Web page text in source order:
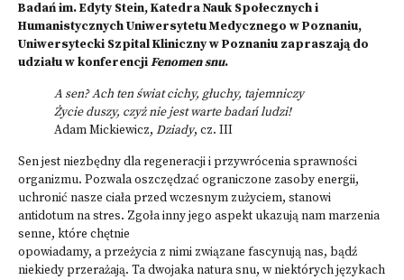
Badań im. Edyty Stein, Katedra Nauk Społecznych i
Humanistycznych Uniwersytetu Medycznego w Poznaniu,
Uniwersytecki Szpital Kliniczny w Poznaniu zapraszają do
udziału w konferencjiFenomen snu.
A sen? Ach ten świat cichy, głuchy, tajemniczy
Życie duszy, czyż nie jest warte badań ludzi!
Adam Mickiewicz, Dziady, cz. III
Sen jest niezbędny dla regeneracji i przywrócenia sprawności
organizmu. Pozwala oszczędzać ograniczone zasoby energii,
uchronić nasze ciała przed wczesnym zużyciem, stanowi
antidotum na stres. Zgoła inny jego aspekt ukazują nam marzenia
senne, które chętnie
opowiadamy, a przeżycia z nimi związane fascynują nas, bądź
niekiedy przerażają. Ta dwojaka natura snu, w niektórych językach